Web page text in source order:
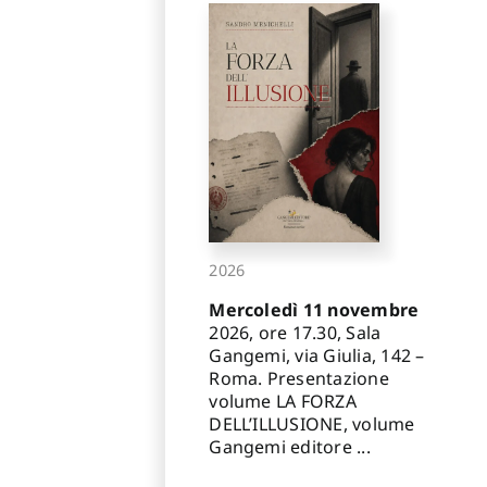
2026
Mercoledì 11 novembre
2026, ore 17.30, Sala
Gangemi, via Giulia, 142 –
Roma. Presentazione
volume LA FORZA
DELL’ILLUSIONE, volume
Gangemi editore ...